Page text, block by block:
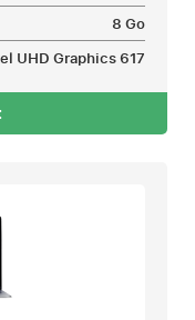
8 Go
UHD Graphics 617